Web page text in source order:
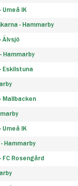
Umeå IK
- Hammarby
Älvsjö
Hammarby
Eskilstuna
Mallbacken
Umeå IK
Hammarby
FC Rosengård